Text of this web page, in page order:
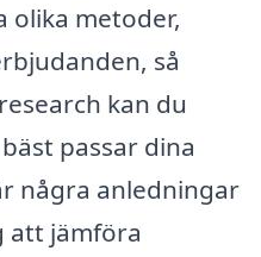
olika metoder,
så
kan du
passar dina
några anledningar
att jämföra